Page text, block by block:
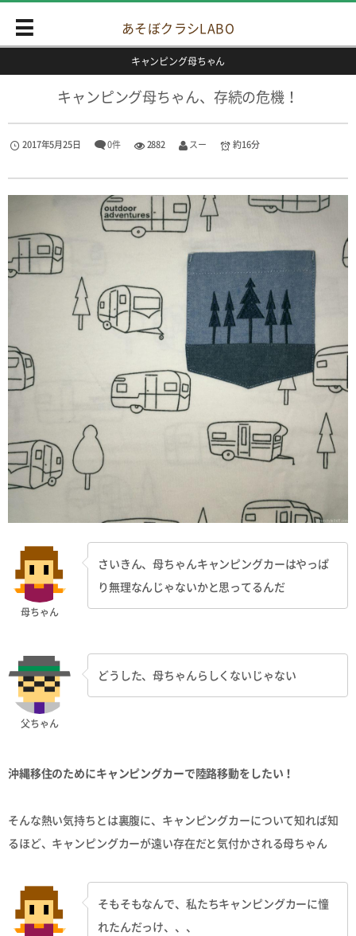
あそぼクラシLABO
キャンピング母ちゃん
キャンピング母ちゃん、存続の危機！
2017年5月25日 0件 2882 スー 約16分
母ちゃん
さいきん、母ちゃんキャンピングカーはやっぱ
り無理なんじゃないかと思ってるんだ
父ちゃん
どうした、母ちゃんらしくないじゃない
沖縄移住のためにキャンピングカーで陸路移動をしたい！
そんな熱い気持ちとは裏腹に、キャンピングカーについて知れば知
るほど、キャンピングカーが遠い存在だと気付かされる母ちゃん
そもそもなんで、私たちキャンピングカーに憧
れたんだっけ、、、